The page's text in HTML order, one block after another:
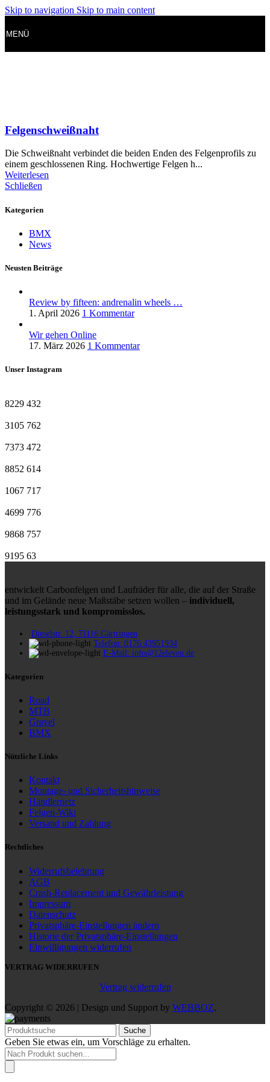
Skip to navigation Skip to main content
MENÜ
Felgenschweißnaht
Die Schweißnaht verbindet die beiden Enden des Felgenprofils zu
einem geschlossenen Ring. Hochwertige Felgen h...
Weiterlesen
Schließen
Kategorien
BMX
News
Neusten Beiträge
Review by fifteen: andrenalin wheels …
1. April 2026 1 Kommentar
Wir gehen Online
17. März 2026 1 Kommentar
Unser Instagram
8229 432
3105 762
7373 472
8852 614
1067 717
4699 776
9868 757
9195 63
entwickelt Carbonfelgen und Laufräder für alle, die auf der Straße
und im Gelände neue Maßstäbe setzen wollen – individuell,
leistungsstark und kompromisslos.
Dieselstr. 12, 71116 Gärtringen
Telefon: 0176 43951934
E-Mail: info@12eleven.de
Kategorien
Road
MTB
Gravel
BMX
Nützliche Links
Kontakt
Montage- und Sicherheitshinweise
Händlernetz
Felgen-Wiki
Versand und Zahlung
Rechtliches
Widerrufsbelehrung
AGB
Crash-Replacement und Gewährleistung
Impressum
Datenschutz
Privatsphäre-Einstellungen ändern
Historie der Privatsphäre-Einstellungen
Einwilligungen widerrufen
VERTRAG WIDERRUFEN
Vertrag widerrufen
Copyright © 2026 | Design und Support by WEBBOZ.
Suche
Geben Sie etwas ein, um Vorschläge zu erhalten.
Products
search